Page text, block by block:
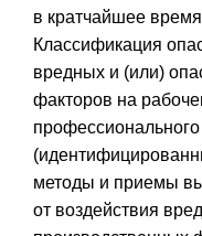
в кратчайшее
Классификация
вредных и (или)
факторов на
методы и приемы
от воздействия